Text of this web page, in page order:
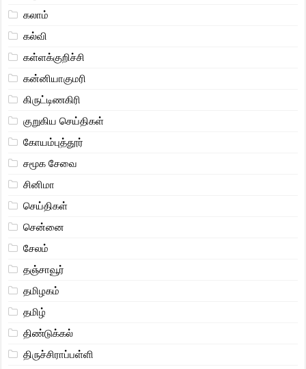
கலாம்
கல்வி
கள்ளக்குறிச்சி
கன்னியாகுமரி
கிருட்டிணகிரி
குறுகிய செய்திகள்
கோயம்புத்தூர்
சமூக சேவை
சினிமா
செய்திகள்
சென்னை
சேலம்
தஞ்சாவூர்
தமிழகம்
தமிழ்
திண்டுக்கல்
திருச்சிராப்பள்ளி